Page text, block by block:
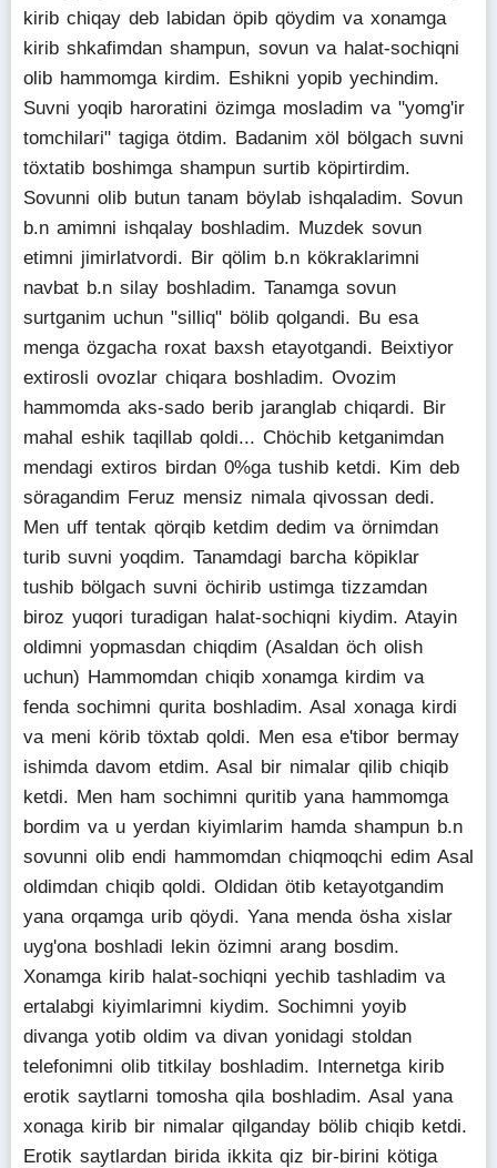
kirib chiqay deb labidan öpib qöydim va xonamga
kirib shkafimdan shampun, sovun va halat-sochiqni
olib hammomga kirdim. Eshikni yopib yechindim.
Suvni yoqib haroratini özimga mosladim va "yomg'ir
tomchilari" tagiga ötdim. Badanim xöl bölgach suvni
töxtatib boshimga shampun surtib köpirtirdim.
Sovunni olib butun tanam böylab ishqaladim. Sovun
b.n amimni ishqalay boshladim. Muzdek sovun
etimni jimirlatvordi. Bir qölim b.n kökraklarimni
navbat b.n silay boshladim. Tanamga sovun
surtganim uchun "silliq" bölib qolgandi. Bu esa
menga özgacha roxat baxsh etayotgandi. Beixtiyor
extirosli ovozlar chiqara boshladim. Ovozim
hammomda aks-sado berib jaranglab chiqardi. Bir
mahal eshik taqillab qoldi... Chöchib ketganimdan
mendagi extiros birdan 0%ga tushib ketdi. Kim deb
söragandim Feruz mensiz nimala qivossan dedi.
Men uff tentak qörqib ketdim dedim va örnimdan
turib suvni yoqdim. Tanamdagi barcha köpiklar
tushib bölgach suvni öchirib ustimga tizzamdan
biroz yuqori turadigan halat-sochiqni kiydim. Atayin
oldimni yopmasdan chiqdim (Asaldan öch olish
uchun) Hammomdan chiqib xonamga kirdim va
fenda sochimni qurita boshladim. Asal xonaga kirdi
va meni körib töxtab qoldi. Men esa e'tibor bermay
ishimda davom etdim. Asal bir nimalar qilib chiqib
ketdi. Men ham sochimni quritib yana hammomga
bordim va u yerdan kiyimlarim hamda shampun b.n
sovunni olib endi hammomdan chiqmoqchi edim Asal
oldimdan chiqib qoldi. Oldidan ötib ketayotgandim
yana orqamga urib qöydi. Yana menda ösha xislar
uyg'ona boshladi lekin özimni arang bosdim.
Xonamga kirib halat-sochiqni yechib tashladim va
ertalabgi kiyimlarimni kiydim. Sochimni yoyib
divanga yotib oldim va divan yonidagi stoldan
telefonimni olib titkilay boshladim. Internetga kirib
erotik saytlarni tomosha qila boshladim. Asal yana
xonaga kirib bir nimalar qilganday bölib chiqib ketdi.
Erotik saytlardan birida ikkita qiz bir-birini kötiga